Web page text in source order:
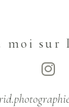
moi sur